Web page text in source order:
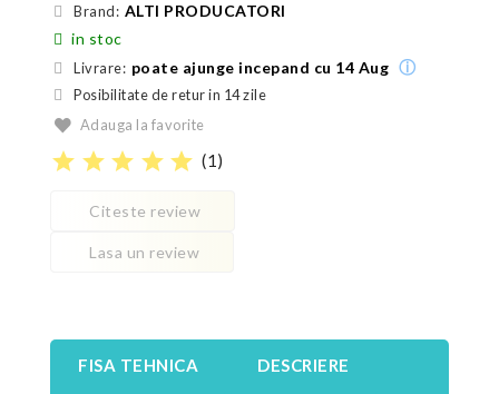
Brand: ALTI PRODUCATORI
in stoc
Livrare: poate ajunge incepand cu 14 Aug ⓘ
Posibilitate de retur in 14 zile
Adauga la favorite
star star star star star (1)
Citeste review
Lasa un review
FISA TEHNICA DESCRIERE